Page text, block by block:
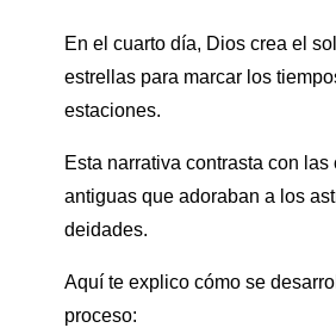
En el cuarto día, Dios crea el
estrellas para marcar los
estaciones.
Esta narrativa contrasta con
antiguas que adoraban a los
deidades.
Aquí te explico cómo se
proceso: